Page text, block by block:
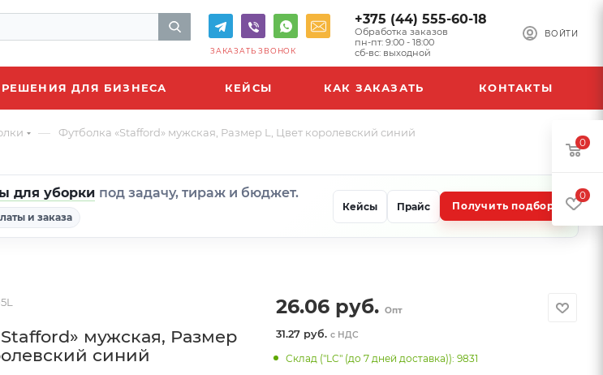
ВОЙТИ
+375 (44) 555-60-18
Обработка заказов
пн-пт: 9:00 - 18:00
сб-вс: выходной
ЗАКАЗАТЬ ЗВОНОК
РЕШЕНИЯ ДЛЯ БИЗНЕСА КЕЙСЫ КАК ЗАКАЗАТЬ КОНТАКТЫ
— Футболка «Stafford» мужская, Размер L, Цвет королевский синий
для уборки под задачу, тираж и бюджет.
и заказа
Кейсы Прайс Получить подбор
мужская, Размер
синий
26.06 руб. Опт
31.27 руб.с НДС
Склад ("LC" (до 7 дней доставка)): 9831
0
0